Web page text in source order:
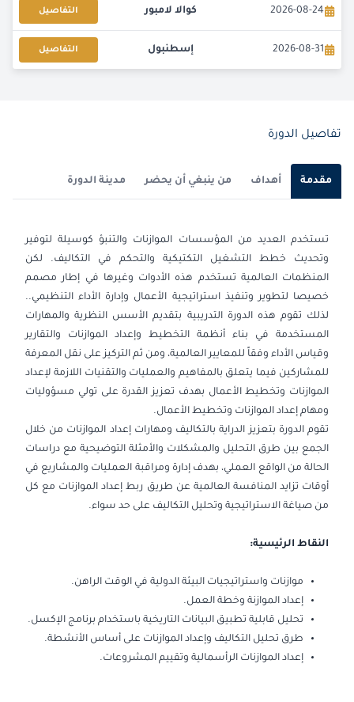
2026-08-24 كوالا لامبور التفاصيل
2026-08-31 إسطنبول التفاصيل
2026-09-07
2026-09-07
2026-09-14 لندن التفاصيل
2026-09-21 كوالا لامبور التفاصيل
2026-09-28 برشلونة التفاصيل
2026-09-28 إسطنبول التفاصيل
2026-10-05 امستردام التفاصيل
2026-10-05 باريس التفاصيل
التفاصيل
2026-10-26 برشلونة التفاصيل
تفاصيل الدورة
مقدمة أهداف من ينبغي أن يحضر مدينة الدورة
تستخدم العديد من المؤسسات الموازنات والتنبؤ كوسيلة لتوفير
وتحديث خطط التشغيل التكتيكية والتحكم في التكاليف. لكن
المنظمات العالمية تستخدم هذه الأدوات وغيرها في إطار مصمم
خصيصا لتطوير وتنفيذ استراتيجية الأعمال وإدارة الأداء التنظيمي..
لذلك تقوم هذه الدورة التدريبية بتقديم الأسس النظرية والمهارات
المستخدمة في بناء أنظمة التخطيط وإعداد الموازنات والتقارير
وقياس الأداء وفقاً للمعايير العالمية، ومن ثم التركيز على نقل المعرفة
للمشاركين فيما يتعلق بالمفاهيم والعمليات والتقنيات اللازمة لإعداد
الموازنات وتخطيط الأعمال بهدف تعزيز القدرة على تولي مسؤوليات
ومهام إعداد الموازنات وتخطيط الأعمال.
تقوم الدورة بتعزيز الدراية بالتكاليف ومهارات إعداد الموازنات من خلال
الجمع بين طرق التحليل والمشكلات والأمثلة التوضيحية مع دراسات
الحالة من الواقع العملي، بهدف إدارة ومراقبة العمليات والمشاريع في
أوقات تزايد المنافسة العالمية عن طريق ربط إعداد الموازنات مع كل
من صياغة الاستراتيجية وتحليل التكاليف على حد سواء.
النقاط الرئيسية:
موازنات واستراتيجيات البيئة الدولية في الوقت الراهن.
إعداد الموازنة وخطة العمل.
تحليل قابلية تطبيق البيانات التاريخية باستخدام برنامج الإكسل.
طرق تحليل التكاليف وإعداد الموازنات على أساس الأنشطة.
إعداد الموازنات الرأسمالية وتقييم المشروعات.